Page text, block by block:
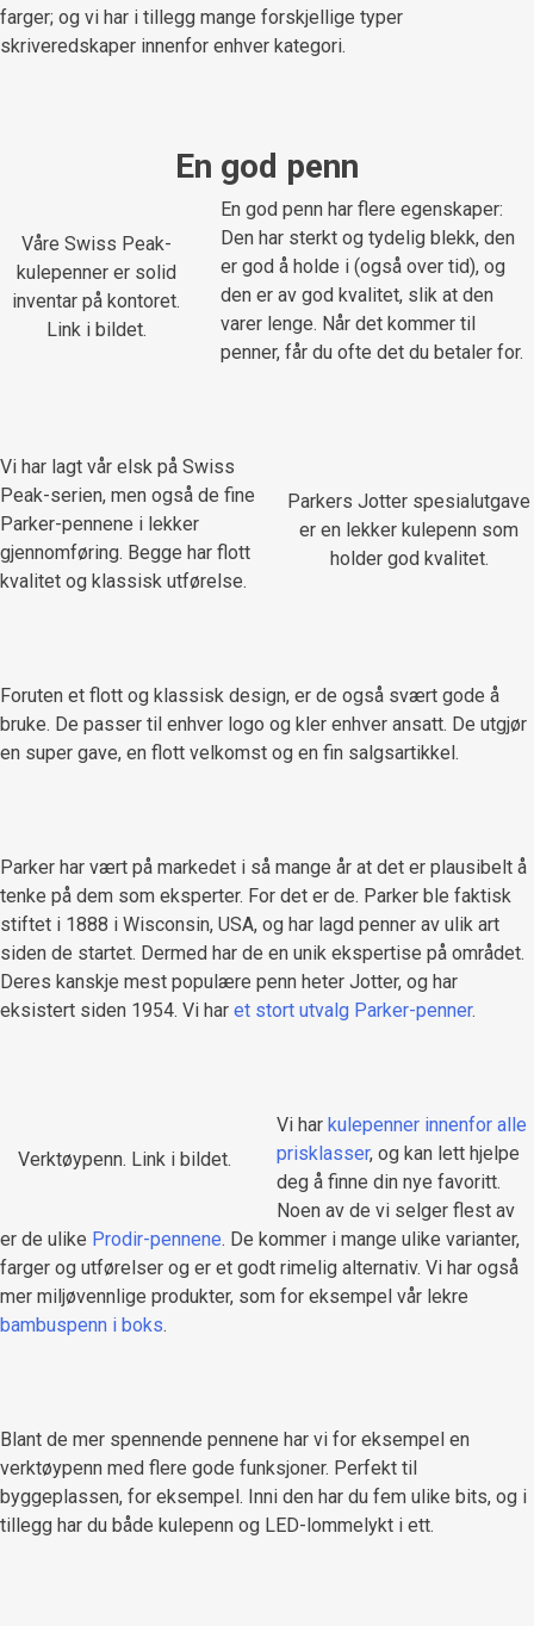
farger; og vi har i tillegg mange forskjellige typer
skriveredskaper innenfor enhver kategori.
En god penn
Våre Swiss Peak-
kulepenner er solid
inventar på kontoret.
Link i bildet.
En god penn har flere egenskaper:
Den har sterkt og tydelig blekk, den
er god å holde i (også over tid), og
den er av god kvalitet, slik at den
varer lenge. Når det kommer til
penner, får du ofte det du betaler for.
Parkers Jotter spesialutgave
er en lekker kulepenn som
holder god kvalitet.
Vi har lagt vår elsk på Swiss
Peak-serien, men også de fine
Parker-pennene i lekker
gjennomføring. Begge har flott
kvalitet og klassisk utførelse.
Foruten et flott og klassisk design, er de også svært gode å
bruke. De passer til enhver logo og kler enhver ansatt. De utgjør
en super gave, en flott velkomst og en fin salgsartikkel.
Parker har vært på markedet i så mange år at det er plausibelt å
tenke på dem som eksperter. For det er de. Parker ble faktisk
stiftet i 1888 i Wisconsin, USA, og har lagd penner av ulik art
siden de startet. Dermed har de en unik ekspertise på området.
Deres kanskje mest populære penn heter Jotter, og har
eksistert siden 1954. Vi har et stort utvalg Parker-penner.
Verktøypenn. Link i bildet.
Vi har kulepenner innenfor alle
prisklasser, og kan lett hjelpe
deg å finne din nye favoritt.
Noen av de vi selger flest av
er de ulike Prodir-pennene. De kommer i mange ulike varianter,
farger og utførelser og er et godt rimelig alternativ. Vi har også
mer miljøvennlige produkter, som for eksempel vår lekre
bambuspenn i boks.
Blant de mer spennende pennene har vi for eksempel en
verktøypenn med flere gode funksjoner. Perfekt til
byggeplassen, for eksempel. Inni den har du fem ulike bits, og i
tillegg har du både kulepenn og LED-lommelykt i ett.